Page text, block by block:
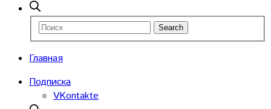
Главная
Подписка
VKontakte